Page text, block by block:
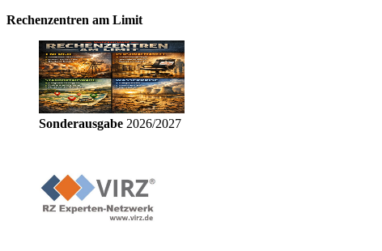
Rechenzentren am Limit
Sonderausgabe 2026/2027